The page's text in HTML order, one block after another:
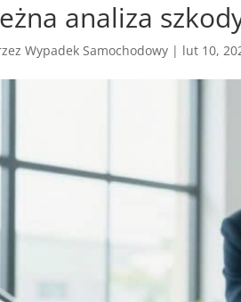
analiza
Wypadek Samochodowy | lut 10,